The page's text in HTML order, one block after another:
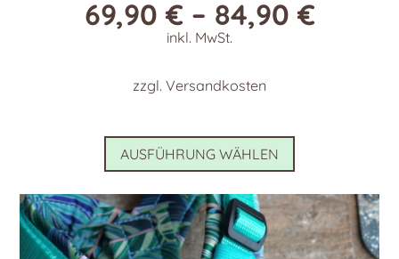
69,90€ – 84,90€
inkl. MwSt.
zzgl. Versandkosten
AUSFÜHRUNG WÄHLEN
Dieses
weist
mehrere
Varianten
auf.